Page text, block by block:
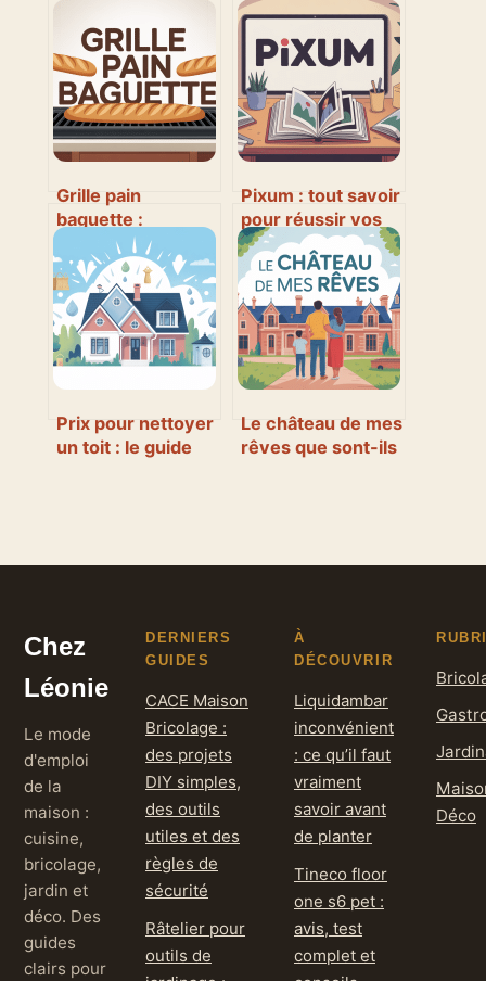
Grille pain
baguette :
comment bien
choisir et éviter
les déceptions
Pixum : tout savoir
pour réussir vos
tirages photo et
livres
Prix pour nettoyer
un toit : le guide
Le château de mes
rêves que sont-ils
Chez
Léonie
Le mode
d'emploi
de la
maison :
cuisine,
bricolage,
jardin et
déco. Des
guides
clairs pour
DERNIERS
GUIDES
CACE Maison
Bricolage :
des projets
DIY simples,
des outils
utiles et des
règles de
sécurité
Râtelier pour
outils de
À
DÉCOUVRIR
Liquidambar
inconvénient
: ce qu’il faut
vraiment
savoir avant
de planter
Tineco floor
one s6 pet :
avis, test
complet et
Déco